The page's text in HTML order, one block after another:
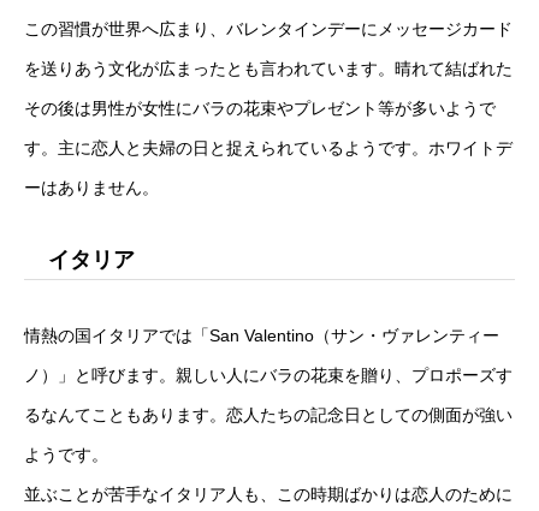
この習慣が世界へ広まり、バレンタインデーにメッセージカード
を送りあう文化が広まったとも言われています。晴れて結ばれた
その後は男性が女性にバラの花束やプレゼント等が多いようで
す。主に恋人と夫婦の日と捉えられているようです。ホワイトデ
ーはありません。
イタリア
情熱の国イタリアでは「San Valentino（サン・ヴァレンティー
ノ）」と呼びます。親しい人にバラの花束を贈り、プロポーズす
るなんてこともあります。恋人たちの記念日としての側面が強い
ようです。
並ぶことが苦手なイタリア人も、この時期ばかりは恋人のために